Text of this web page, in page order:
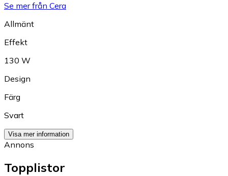
Se mer från Cera
Allmänt
Effekt
130 W
Design
Färg
Svart
Visa mer information
Annons
Topplistor